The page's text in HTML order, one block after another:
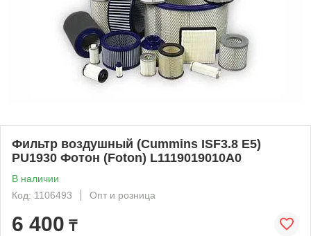
Фильтр воздушный (Cummins ISF3.8 E5)
PU1930 Фотон (Foton) L1119019010A0
В наличии
Код: 1106493
Опт и розница
6 400 ₸